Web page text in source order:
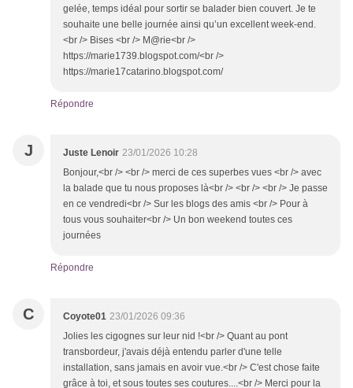
gelée, temps idéal pour sortir se balader bien couvert. Je te
souhaite une belle journée ainsi qu’un excellent week-end.
<br /> Bises <br /> M@rie<br />
https://marie1739.blogspot.com/<br />
https://marie17catarino.blogspot.com/
Répondre
J Juste Lenoir 23/01/2026 10:28
Bonjour,<br /> <br /> merci de ces superbes vues <br /> avec
la balade que tu nous proposes là<br /> <br /> <br /> Je passe
en ce vendredi<br /> Sur les blogs des amis <br /> Pour à
tous vous souhaiter<br /> Un bon weekend toutes ces
journées
Répondre
C Coyote01 23/01/2026 09:36
Jolies les cigognes sur leur nid !<br /> Quant au pont
transbordeur, j'avais déjà entendu parler d'une telle
installation, sans jamais en avoir vue.<br /> C'est chose faite
grâce à toi, et sous toutes ses coutures....<br /> Merci pour la